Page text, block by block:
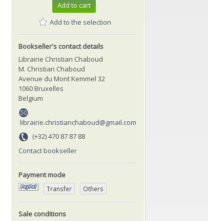
Add to cart
Add to the selection
Bookseller's contact details
Librairie Christian Chaboud
M. Christian Chaboud
Avenue du Mont Kemmel 32
1060 Bruxelles
Belgium
librairie.christianchaboud@gmail.com
(+32) 470 87 87 88
Contact bookseller
Payment mode
Transfer Others
Sale conditions